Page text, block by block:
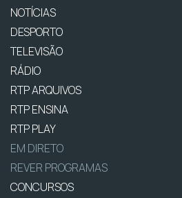
NOTÍCIAS
DESPORTO
TELEVISÃO
RÁDIO
RTP ARQUIVOS
RTP ENSINA
RTP PLAY
EM DIRETO
REVER PROGRAMAS
CONCURSOS